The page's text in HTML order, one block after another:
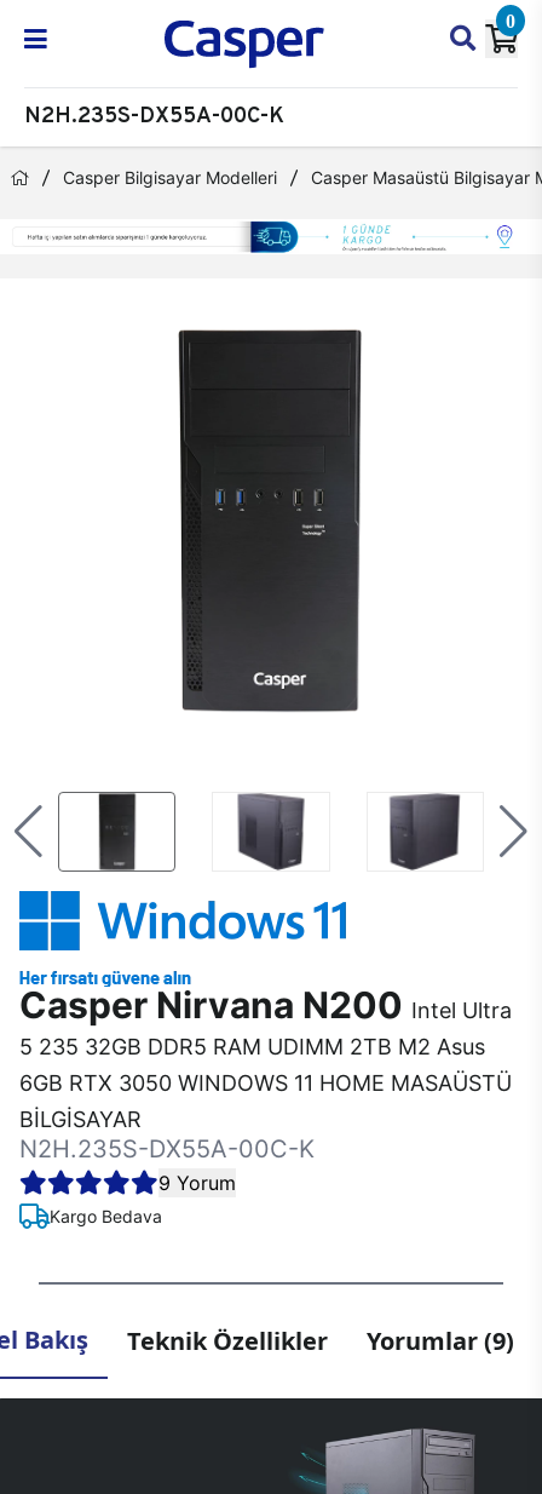
0
N2H.235S-DX55A-00C-K
Casper Bilgisayar Modelleri Casper Masaüstü Bilgisayar
Casper Nirvana N200 Intel Ultra
5 235 32GB DDR5 RAM UDIMM 2TB M2 Asus
6GB RTX 3050 WINDOWS 11 HOME MASAÜSTÜ
BİLGİSAYAR
N2H.235S-DX55A-00C-K
9 Yorum
Kargo Bedava
Bakış Teknik Özellikler Yorumlar (9)